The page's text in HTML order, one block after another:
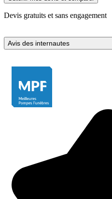
Devis gratuits et sans engagement
Avis des internautes